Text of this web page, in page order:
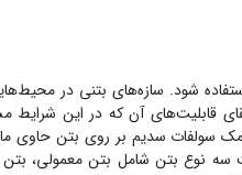
شود. سازه‌های بتنی در
قابلیت‌های آن ‌که در این شرایط
سولفات سدیم بر روی بتن حاوی
نوع بتن شامل بتن معمولی، بتن